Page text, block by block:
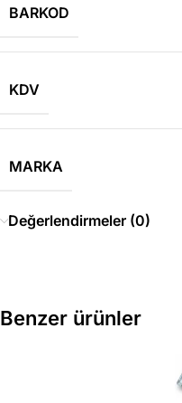
BARKOD
KDV
MARKA
Değerlendirmeler (0)
Benzer ürünler